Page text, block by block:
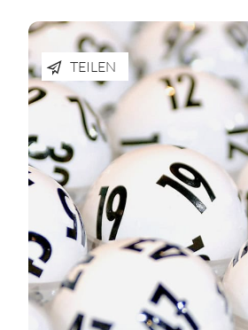
TEILEN